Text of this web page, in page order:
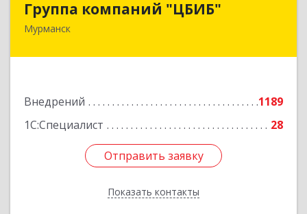
Группа компаний "ЦБИБ"
Мурманск
Внедрений
1189
1С:Специалист
28
Отправить заявку
Показать контакты
183010, Мурманская обл, Мурманск г, Кирова
Отправить заявку
Назад